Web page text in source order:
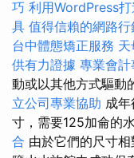
巧 利用WordPress
具 值得信賴的網路行
台中體態矯正服務
供有力證據 專業會
動或以其他方式驅動
立公司專業協助 成
寸，需要125加侖的
合 由於它們的尺寸